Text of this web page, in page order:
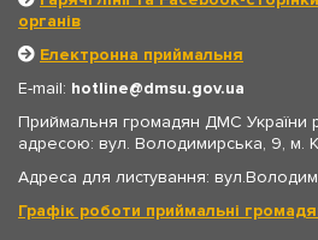
органів
Електронна приймальня
E-mail: hotline
dmsu.gov.ua
Приймальня громадян ДМС України
адресою: вул. Володимирська, 9, м.
Адреса для листування:
Графік роботи приймальні